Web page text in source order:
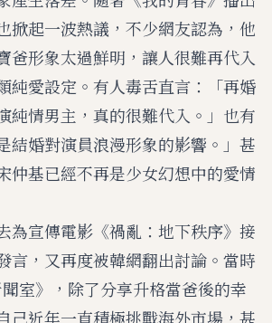
掀起一波熱議，不少網友認為，他
爸形象太過鮮明，讓人很難再代入
純愛設定。有人毒舌直言：「再婚
純情男主，真的很難代入。」也有
結婚對演員浪漫形象的影響。」甚
仲基已經不再是少女幻想中的愛情
為宣傳電影《禍亂：地下秩序》接
言，又再度被韓網翻出討論。當時
室》，除了分享升格當爸後的幸
己近年一直積極挑戰海外市場，甚